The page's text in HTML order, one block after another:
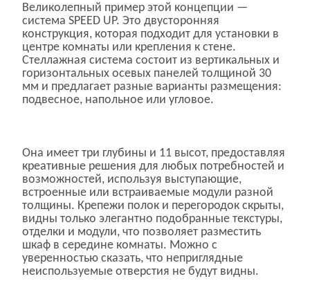
Великолепный пример этой концепции —
система SPEED UP. Это двусторонняя
конструкция, которая подходит для установки в
центре комнаты или крепления к стене.
Стеллажная система состоит из вертикальных и
горизонтальных осевых панелей толщиной 30
мм и предлагает разные варианты размещения:
подвесное, напольное или угловое.
Она имеет три глубины и 11 высот, предоставляя
креативные решения для любых потребностей и
возможностей, используя выступающие,
встроенные или встраиваемые модули разной
толщины. Крепежи полок и перегородок скрыты,
видны только элегантно подобранные текстуры,
отделки и модули, что позволяет разместить
шкаф в середине комнаты. Можно с
уверенностью сказать, что неприглядные
неиспользуемые отверстия не будут видны.